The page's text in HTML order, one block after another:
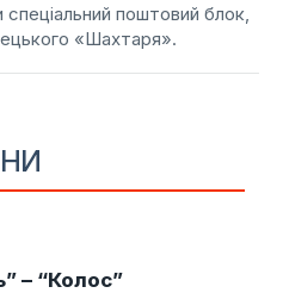
– “Колос”
поштовий блок,
«Шахтаря».